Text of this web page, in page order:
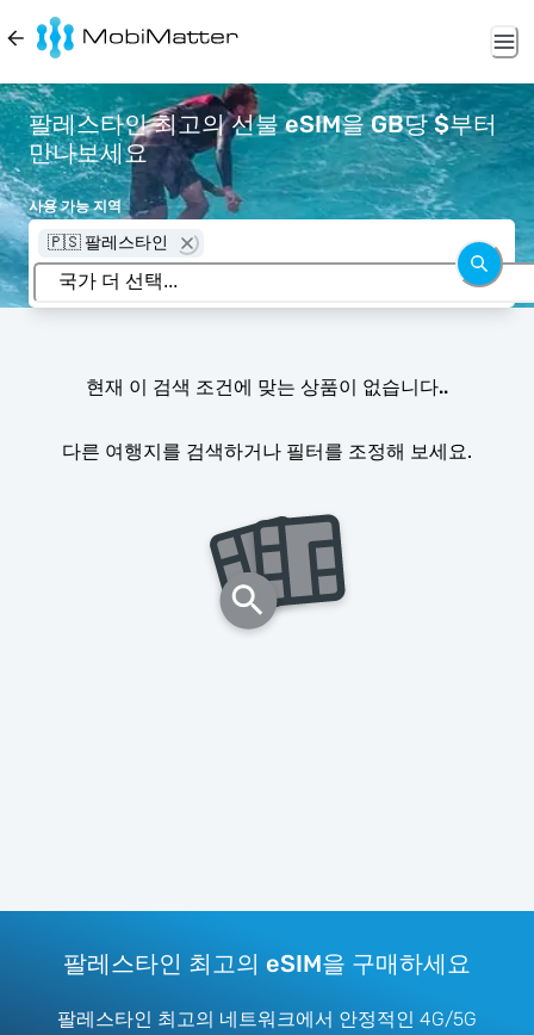
팔레스타인 최고의 선불 eSIM을 GB당 $부터
만나보세요
사용 가능 지역
🇵🇸 팔레스타인
현재 이 검색 조건에 맞는 상품이 없습니다..
다른 여행지를 검색하거나 필터를 조정해 보세요.
팔레스타인 최고의 eSIM을 구매하세요
팔레스타인 최고의 네트워크에서 안정적인 4G/5G